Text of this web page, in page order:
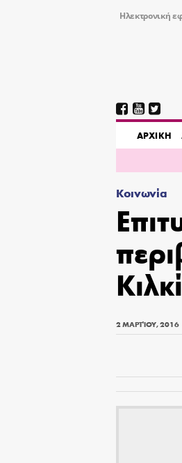
Ηλεκτρονική
AΡΧΙΚΗ
Κοινωνία
2 ΜΑΡΤΊΟΥ, 2016